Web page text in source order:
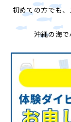
初めての方でも
沖縄の海